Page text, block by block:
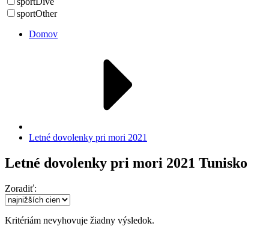
sportOther
Domov
Letné dovolenky pri mori 2021
Letné dovolenky pri mori 2021 Tunisko
Zoradiť:
Kritériám nevyhovuje žiadny výsledok.